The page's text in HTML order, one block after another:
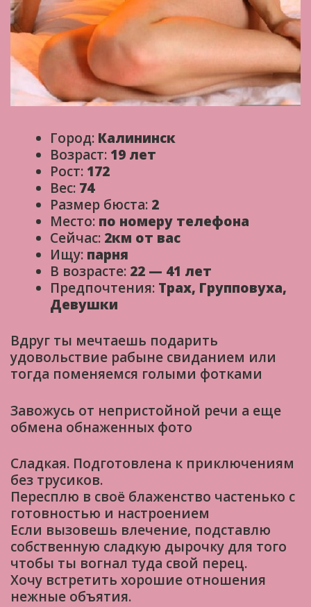
Город: Калининск
Возраст: 19 лет
Рост: 172
Вес: 74
Размер бюста: 2
Место: по номеру телефона
Сейчас: 2км от вас
Ищу: парня
В возрасте: 22 — 41 лет
Предпочтения: Трах, Групповуха,
Девушки
Вдруг ты мечтаешь подарить
удовольствие рабыне свиданием или
тогда поменяемся голыми фотками
Завожусь от непристойной речи а еще
обмена обнаженных фото
Сладкая. Подготовлена к приключениям
без трусиков.
Пересплю в своё блаженство частенько с
готовностью и настроением
Если вызовешь влечение, подставлю
собственную сладкую дырочку для того
чтобы ты вогнал туда свой перец.
Хочу встретить хорошие отношения
нежные объятия.